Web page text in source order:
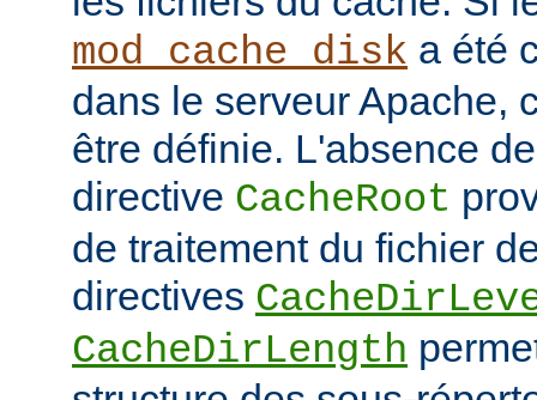
mod_cache_disk a été
dans le serveur Apache,
être définie. L'absence
directive CacheRoot
de traitement du fichier
directives
CacheDirLength